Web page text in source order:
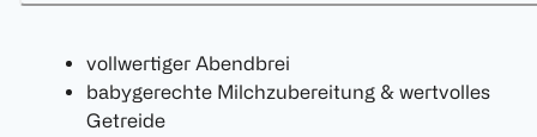
vollwertiger Abendbrei
babygerechte Milchzubereitung & wertvolles
Getreide